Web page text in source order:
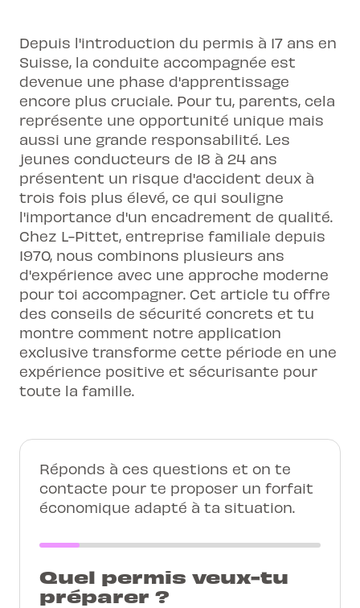
Depuis l'introduction du permis à 17 ans en
Suisse, la conduite accompagnée est
devenue une phase d'apprentissage
encore plus cruciale. Pour tu, parents, cela
représente une opportunité unique mais
aussi une grande responsabilité. Les
jeunes conducteurs de 18 à 24 ans
présentent un risque d'accident deux à
trois fois plus élevé, ce qui souligne
l'importance d'un encadrement de qualité.
Chez L-Pittet, entreprise familiale depuis
1970, nous combinons plusieurs ans
d'expérience avec une approche moderne
pour toi accompagner. Cet article tu offre
des conseils de sécurité concrets et tu
montre comment notre application
exclusive transforme cette période en une
expérience positive et sécurisante pour
toute la famille.
Réponds à ces questions et on te
contacte pour te proposer un forfait
économique adapté à ta situation.
Quel permis veux-tu
préparer ?